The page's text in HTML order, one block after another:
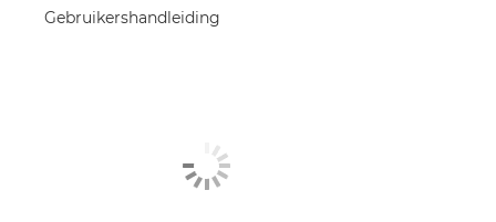
Gebruikershandleiding